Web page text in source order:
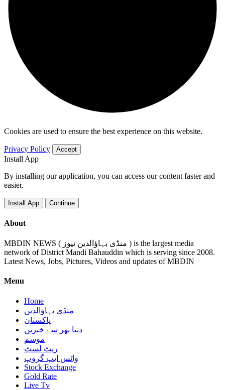
Cookies are used to ensure the best experience on this website.
Privacy Policy Accept
Install App
By installing our application, you can access our content faster and
easier.
Install App Continue
About
MBDIN NEWS ( منڈی بہاؤالدین نیوز ) is the largest media
network of District Mandi Bahauddin which is serving since 2008.
Latest News, Jobs, Pictures, Videos and updates of MBDIN
Menu
Home
منڈی بہاؤالدین
پاکستان
دنیا بھر سے خبریں
موسم
ریٹ لسٹ
واٹس ایپ گروپ
Stock Exchange
Gold Rate
Live Tv